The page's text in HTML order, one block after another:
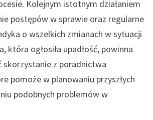
Kolejnym istotnym działaniem
postępów w sprawie oraz regularne
o wszelkich zmianach w sytuacji
która ogłosiła upadłość, powinna
skorzystanie z poradnictwa
pomoże w planowaniu przyszłych
podobnych problemów w